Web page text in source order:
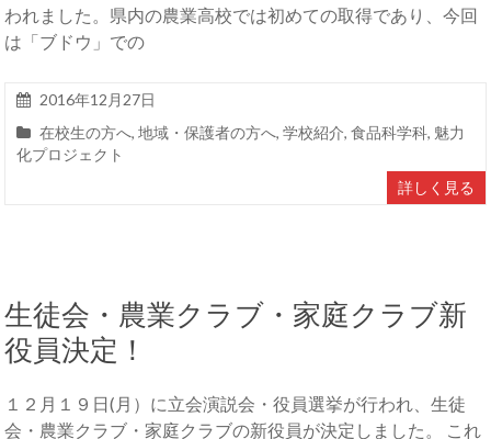
われました。県内の農業高校では初めての取得であり、今回
は「ブドウ」での
2016年12月27日
在校生の方へ,地域・保護者の方へ,学校紹介,食品科学科, 魅力
化プロジェクト
詳しく見る
生徒会・農業クラブ・家庭クラブ新
役員決定！
１２月１９日(月）に立会演説会・役員選挙が行われ、生徒
会・農業クラブ・家庭クラブの新役員が決定しました。 これ